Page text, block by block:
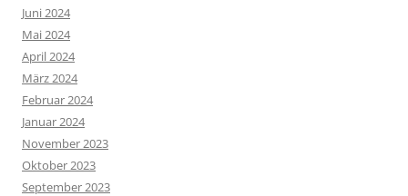
Juni 2024
Mai 2024
April 2024
März 2024
Februar 2024
Januar 2024
November 2023
Oktober 2023
September 2023